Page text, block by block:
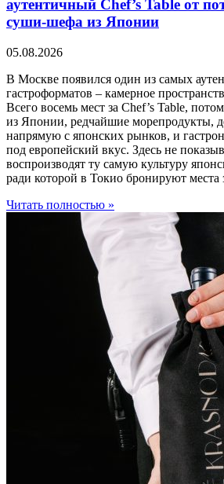
аутентичный Chef’s Table от
суши-шефа из Японии
05.08.2026
В Москве появился один из самых
гастроформатов – камерное
Всего восемь мест за Chef’s Table,
из Японии, редчайшие морепродукты,
напрямую с японских рынков, и
под европейский вкус. Здесь не
воспроизводят ту самую культуру
ради которой в Токио бронируют места
Читать полностью »